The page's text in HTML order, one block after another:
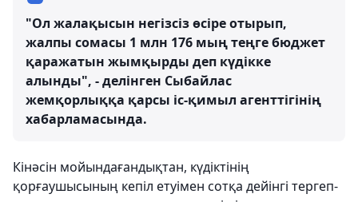
"Ол жалақысын негізсіз өсіре отырып,
жалпы сомасы 1 млн 176 мың теңге бюджет
қаражатын жымқырды деп күдікке
алынды", - делінген Сыбайлас
жемқорлыққа қарсы іс-қимыл агенттігінің
хабарламасында.
Кінәсін мойындағандықтан, күдіктінің
қорғаушысының кепіл етуімен сотқа дейінгі тергеп-